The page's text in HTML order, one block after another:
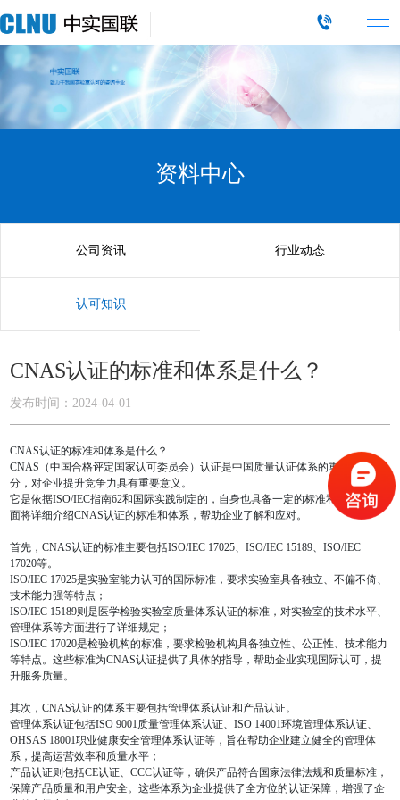
资料中心
公司资讯 行业动态
认可知识
CNAS认证的标准和体系是什么？
发布时间：2024-04-01
CNAS认证的标准和体系是什么？
CNAS（中国合格评定国家认可委员会）认证是中国质量认证体系的重要组成部
分，对企业提升竞争力具有重要意义。
它是依据ISO/IEC指南62和国际实践制定的，自身也具备一定的标准和体系。下
面将详细介绍CNAS认证的标准和体系，帮助企业了解和应对。
首先，CNAS认证的标准主要包括ISO/IEC 17025、ISO/IEC 15189、ISO/IEC
17020等。
ISO/IEC 17025是实验室能力认可的国际标准，要求实验室具备独立、不偏不倚、
技术能力强等特点；
ISO/IEC 15189则是医学检验实验室质量体系认证的标准，对实验室的技术水平、
管理体系等方面进行了详细规定；
ISO/IEC 17020是检验机构的标准，要求检验机构具备独立性、公正性、技术能力
等特点。这些标准为CNAS认证提供了具体的指导，帮助企业实现国际认可，提
升服务质量。
其次，CNAS认证的体系主要包括管理体系认证和产品认证。
管理体系认证包括ISO 9001质量管理体系认证、ISO 14001环境管理体系认证、
OHSAS 18001职业健康安全管理体系认证等，旨在帮助企业建立健全的管理体
系，提高运营效率和质量水平；
产品认证则包括CE认证、CCC认证等，确保产品符合国家法律法规和质量标准，
保障产品质量和用户安全。这些体系为企业提供了全方位的认证保障，增强了企